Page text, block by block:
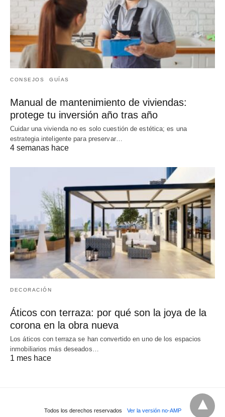
CONSEJOS GUÍAS
Manual de mantenimiento de viviendas:
protege tu inversión año tras año
Cuidar una vivienda no es solo cuestión de estética; es una
estrategia inteligente para preservar…
4 semanas hace
DECORACIÓN
Áticos con terraza: por qué son la joya de la
corona en la obra nueva
Los áticos con terraza se han convertido en uno de los espacios
inmobiliarios más deseados…
1 mes hace
Todos los derechos reservados Ver la versión no-AMP